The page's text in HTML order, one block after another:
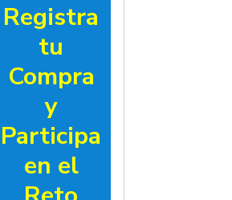
Registra
tu
Compra
y
Participa
en el